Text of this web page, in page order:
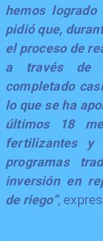
hemos
pidió que,
el proceso de
a través de
completado
lo que se ha
últimos 18
fertilizantes y
programas
inversión en
de riego”,